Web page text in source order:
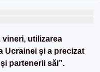
vineri, utilizarea
Ucrainei și a precizat
partenerii săi”.